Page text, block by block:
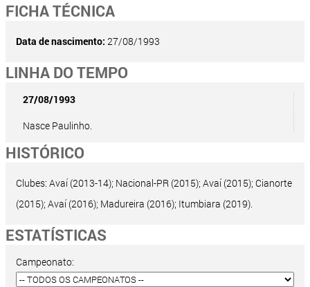
FICHA TÉCNICA
Data de nascimento: 27/08/1993
LINHA DO TEMPO
27/08/1993
Nasce Paulinho.
HISTÓRICO
Clubes: Avaí (2013-14); Nacional-PR (2015); Avaí (2015); Cianorte
(2015); Avaí (2016); Madureira (2016); Itumbiara (2019).
ESTATÍSTICAS
Campeonato: